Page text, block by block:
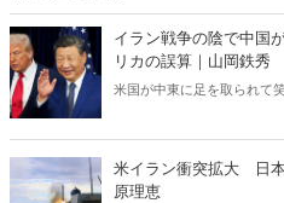
イラン戦争の陰で中国
リカの誤算｜山岡鉄秀
米国が中東に足を取られて
保障を直撃する――。 日本
米イラン衝突拡大 日
原理恵